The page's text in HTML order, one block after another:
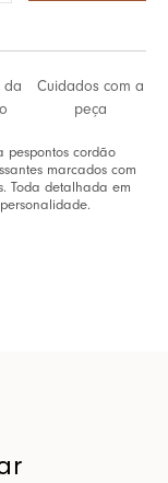
da
Cuidados com a
peça
pespontos cordão
marcados com
Toda detalhada em